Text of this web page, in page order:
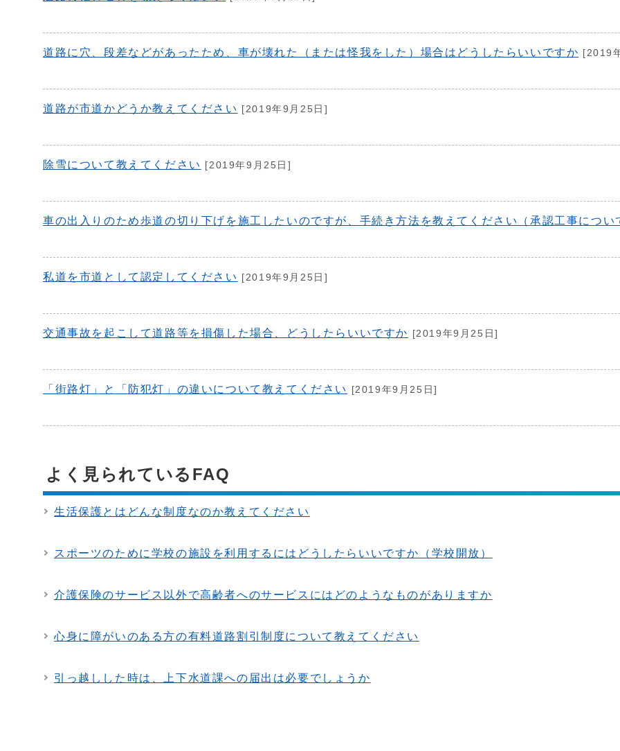
道路に穴、段差などがあったため、車が壊れた（または怪我をした）場合はどうしたらいいですか [2019
道路が市道かどうか教えてください [2019年9月25日]
除雪について教えてください [2019年9月25日]
車の出入りのため歩道の切り下げを施工したいのですが、手続き方法を教えてください（承認工事につい
私道を市道として認定してください [2019年9月25日]
交通事故を起こして道路等を損傷した場合、どうしたらいいですか [2019年9月25日]
「街路灯」と「防犯灯」の違いについて教えてください [2019年9月25日]
よく見られているFAQ
生活保護とはどんな制度なのか教えてください
スポーツのために学校の施設を利用するにはどうしたらいいですか（学校開放）
介護保険のサービス以外で高齢者へのサービスにはどのようなものがありますか
心身に障がいのある方の有料道路割引制度について教えてください
引っ越しした時は、上下水道課への届出は必要でしょうか